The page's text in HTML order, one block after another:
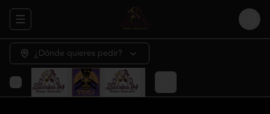
Abrir menu de navegación Login
¿Dónde quieres pedir?